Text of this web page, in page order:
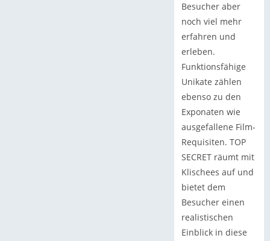
Besucher aber
noch viel mehr
erfahren und
erleben.
Funktionsfähige
Unikate zählen
ebenso zu den
Exponaten wie
ausgefallene Film-
Requisiten. TOP
SECRET räumt mit
Klischees auf und
bietet dem
Besucher einen
realistischen
Einblick in diese